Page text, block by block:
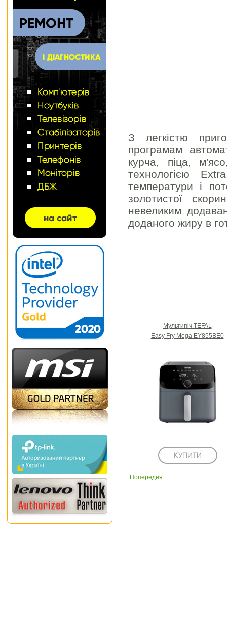
З легкістю
програмам
курча, піца,
технологією
температури і
золотистої
невеликим
доданого жиру в
Мультипіч TEFAL
Easy Fry Mega EY855BE0
Попередня